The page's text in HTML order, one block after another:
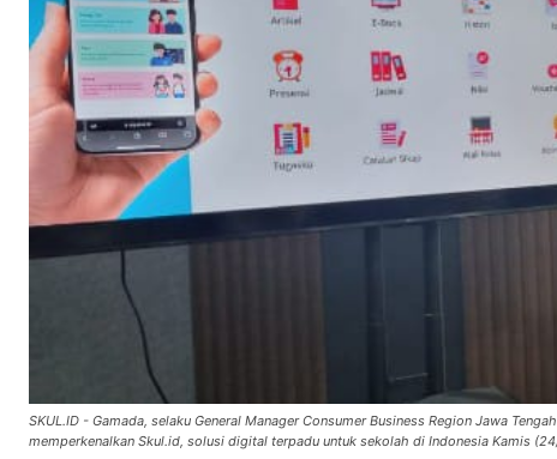
SKUL.ID - Gamada, selaku General Manager Consumer Business Region Jawa
memperkenalkan Skul.id, solusi digital terpadu untuk sekolah di Indonesia Kamis